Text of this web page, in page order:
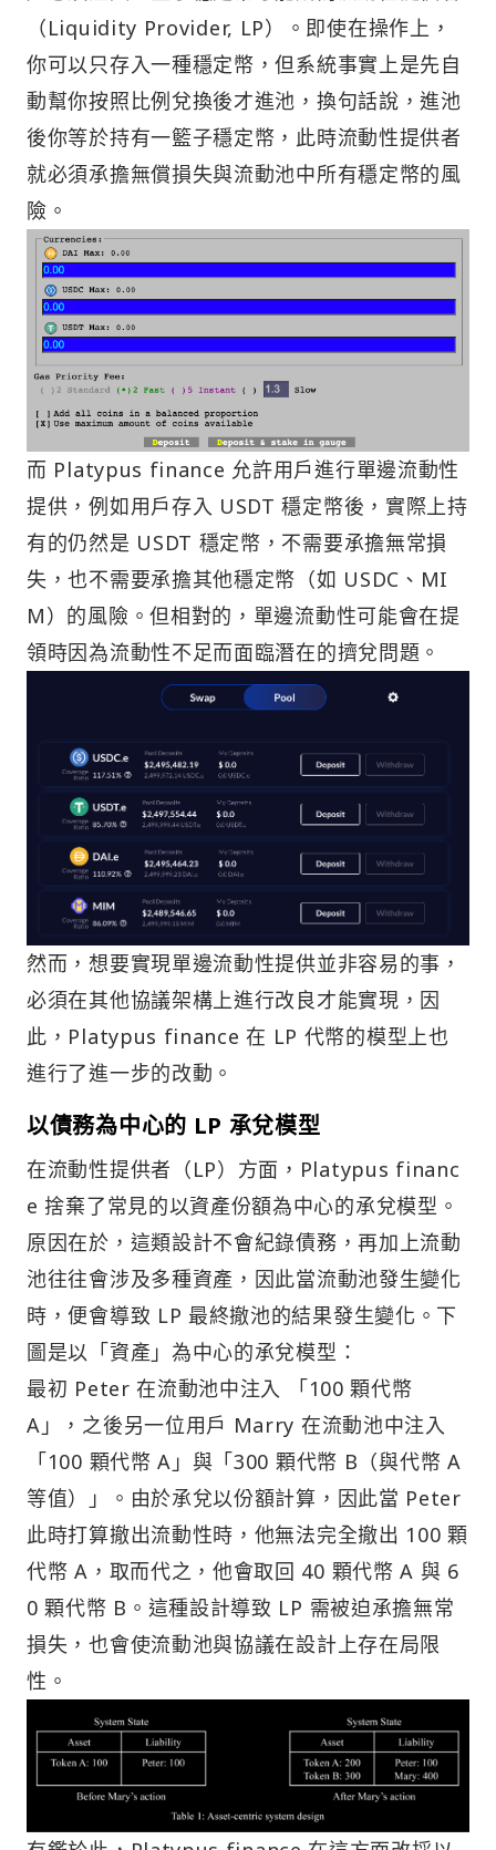
（Liquidity Provider, LP）。即使在操作上，
你可以只存入一種穩定幣，但系統事實上是先自
動幫你按照比例兌換後才進池，換句話說，進池
後你等於持有一籃子穩定幣，此時流動性提供者
就必須承擔無償損失與流動池中所有穩定幣的風
險。
而 Platypus finance 允許用戶進行單邊流動性
提供，例如用戶存入 USDT 穩定幣後，實際上持
有的仍然是 USDT 穩定幣，不需要承擔無常損
失，也不需要承擔其他穩定幣（如 USDC、MI
M）的風險。但相對的，單邊流動性可能會在提
領時因為流動性不足而面臨潛在的擠兌問題。
然而，想要實現單邊流動性提供並非容易的事，
必須在其他協議架構上進行改良才能實現，因
此，Platypus finance 在 LP 代幣的模型上也
進行了進一步的改動。
以債務為中心的 LP 承兌模型
在流動性提供者（LP）方面，Platypus financ
e 捨棄了常見的以資產份額為中心的承兌模型。
原因在於，這類設計不會紀錄債務，再加上流動
池往往會涉及多種資產，因此當流動池發生變化
時，便會導致 LP 最終撤池的結果發生變化。下
圖是以「資產」為中心的承兌模型：
最初 Peter 在流動池中注入 「100 顆代幣
A」，之後另一位用戶 Marry 在流動池中注入
「100 顆代幣 A」與「300 顆代幣 B（與代幣 A
等值）」。由於承兌以份額計算，因此當 Peter
此時打算撤出流動性時，他無法完全撤出 100 顆
代幣 A，取而代之，他會取回 40 顆代幣 A 與 6
0 顆代幣 B。這種設計導致 LP 需被迫承擔無常
損失，也會使流動池與協議在設計上存在局限
性。